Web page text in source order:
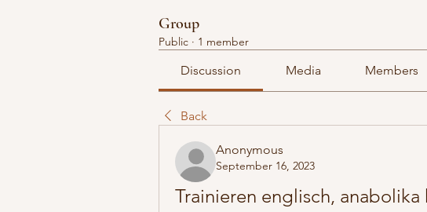
Group
Public · 1 member
Discussion Media Members
Back
Anonymous
September 16, 2023
Trainieren englisch,